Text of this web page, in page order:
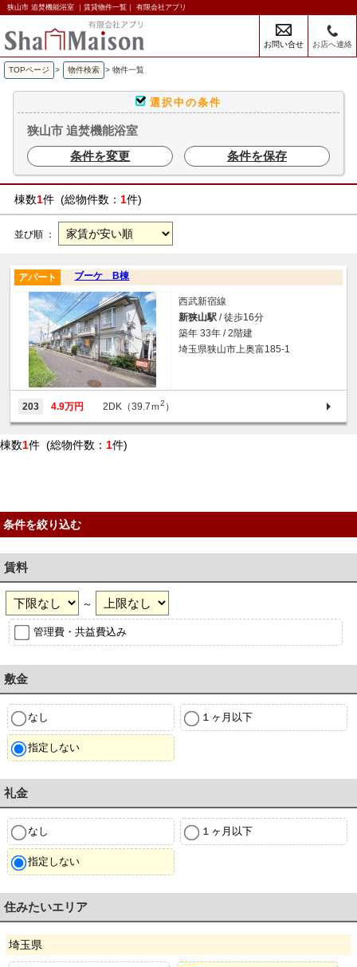
狭山市 追焚機能浴室 ｜賃貸物件一覧｜ 有限会社アプリ
お問い合せ お店へ連絡
TOPページ > 物件検索 > 物件一覧
選択中の条件
狭山市 追焚機能浴室
条件を変更
条件を保存
棟数1件 (総物件数： 1件)
並び順 ：
ブーケ B棟
アパート
西武新宿線
新狭山駅 / 徒歩16分
築年 33年 / 2階建
埼玉県狭山市上奥富185-1
203 4.9万円 2DK（39.7ｍ2 ）
棟数1件 (総物件数： 1件)
条件を絞り込む
賃料
～
管理費・共益費込み
敷金
なし １ヶ月以下
指定しない
礼金
なし １ヶ月以下
指定しない
住みたいエリア
埼玉県